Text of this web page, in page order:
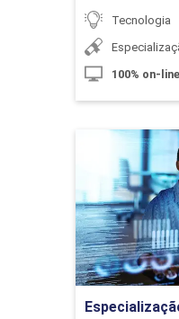
Introdução a Big
Aplicação de
Tecnologia
100% on-line
Ir